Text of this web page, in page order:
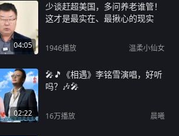
04:05
少谈赶超美国，多问养老谁管！
这才是最实在、最揪心的现实
1946播放 温柔小仙女
02:22
🎤🎵《相遇》李铭雪演唱，好听
吗？🎶🎤
16万播放 晨曦